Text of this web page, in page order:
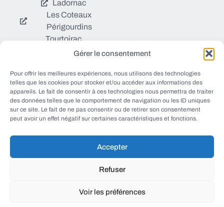
Gérer le consentement
Pour offrir les meilleures expériences, nous utilisons des technologies
telles que les cookies pour stocker et/ou accéder aux informations des
appareils. Le fait de consentir à ces technologies nous permettra de traiter
des données telles que le comportement de navigation ou les ID uniques
sur ce site. Le fait de ne pas consentir ou de retirer son consentement
peut avoir un effet négatif sur certaines caractéristiques et fonctions.
Accepter
Refuser
Voir les préférences
Ladornac
Les Coteaux
Périgourdins
Tourtoirac
© EWANEWS tous droits
réservés
https://ewanews.com/fee
d/
Qui sommes nous ?
Sources et Blogs
Numéros utiles
conception FORMACREA